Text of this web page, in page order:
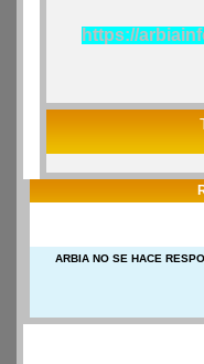
https://
ARBIA NO SE HACE